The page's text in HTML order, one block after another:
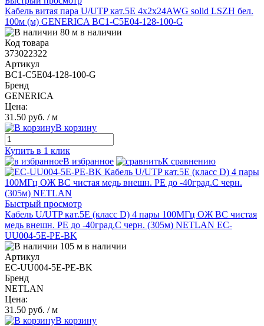
Кабель витая пара U/UTP кат.5E 4х2х24AWG solid LSZH бел.
100м (м) GENERICA BC1-C5E04-128-100-G
80 м в наличии
Код товара
373022322
Артикул
BC1-C5E04-128-100-G
Бренд
GENERICA
Цена:
31.50 руб. / м
В корзину
Купить в 1 клик
В избранное
К сравнению
Быстрый просмотр
Кабель U/UTP кат.5E (класс D) 4 пары 100МГц ОЖ BC чистая
медь внешн. PE до -40град.C черн. (305м) NETLAN EC-
UU004-5E-PE-BK
105 м в наличии
Артикул
EC-UU004-5E-PE-BK
Бренд
NETLAN
Цена:
31.50 руб. / м
В корзину